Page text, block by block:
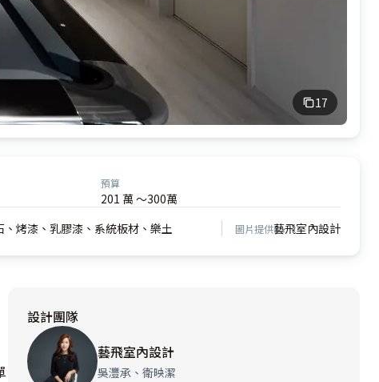
17
預算
201 萬 ～300萬
烤漆、乳膠漆、系統板材、樂土 圖片提供藝飛室內設計
設計團隊
藝飛室內設計
吳灃承、衛映潔